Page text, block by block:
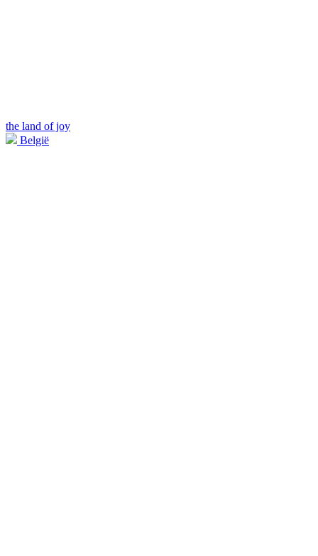
the land of joy
België